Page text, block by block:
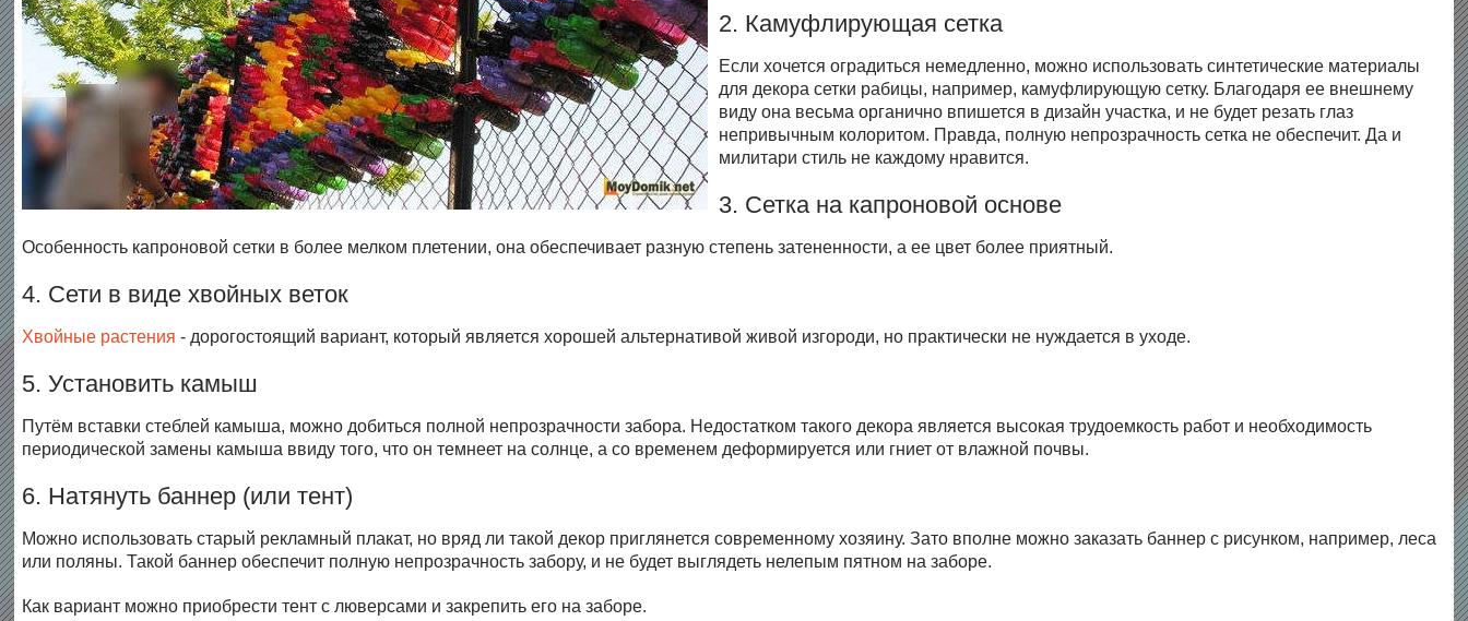
2. Камуфлирующая сетка
Если хочется оградиться немедленно, можно использовать синтетические материалы
для декора сетки рабицы, например, камуфлирующую сетку. Благодаря ее внешнему
виду она весьма органично впишется в дизайн участка, и не будет резать глаз
непривычным колоритом. Правда, полную непрозрачность сетка не обеспечит. Да и
милитари стиль не каждому нравится.
3. Сетка на капроновой основе
Особенность капроновой сетки в более мелком плетении, она обеспечивает разную степень затененности, а ее цвет более приятный.
4. Сети в виде хвойных веток
Хвойные растения - дорогостоящий вариант, который является хорошей альтернативой живой изгороди, но практически не нуждается в уходе.
5. Установить камыш
Путём вставки стеблей камыша, можно добиться полной непрозрачности забора. Недостатком такого декора является высокая трудоемкость работ и необходимость
периодической замены камыша ввиду того, что он темнеет на солнце, а со временем деформируется или гниет от влажной почвы.
6. Натянуть баннер (или тент)
Можно использовать старый рекламный плакат, но вряд ли такой декор приглянется современному хозяину. Зато вполне можно заказать баннер с рисунком, например, леса
или поляны. Такой баннер обеспечит полную непрозрачность забору, и не будет выглядеть нелепым пятном на заборе.
Как вариант можно приобрести тент с люверсами и закрепить его на заборе.